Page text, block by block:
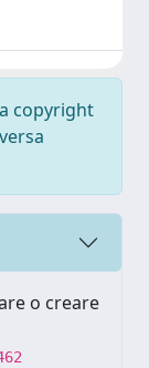
copyright
o creare